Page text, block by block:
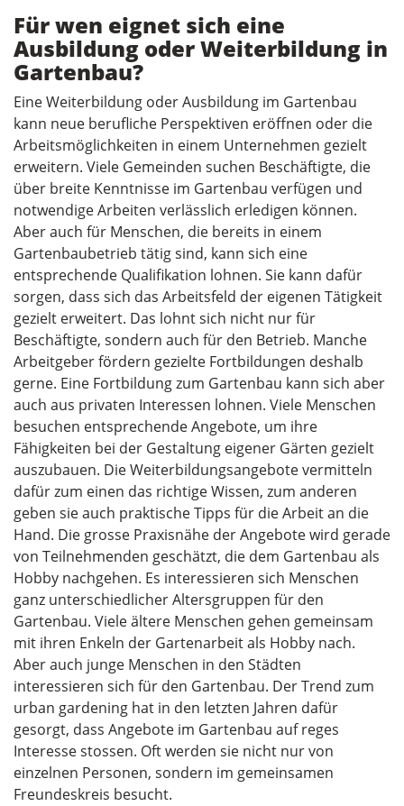
Für wen eignet sich eine
Ausbildung oder Weiterbildung in
Gartenbau?
Eine Weiterbildung oder Ausbildung im Gartenbau
kann neue berufliche Perspektiven eröffnen oder die
Arbeitsmöglichkeiten in einem Unternehmen gezielt
erweitern. Viele Gemeinden suchen Beschäftigte, die
über breite Kenntnisse im Gartenbau verfügen und
notwendige Arbeiten verlässlich erledigen können.
Aber auch für Menschen, die bereits in einem
Gartenbaubetrieb tätig sind, kann sich eine
entsprechende Qualifikation lohnen. Sie kann dafür
sorgen, dass sich das Arbeitsfeld der eigenen Tätigkeit
gezielt erweitert. Das lohnt sich nicht nur für
Beschäftigte, sondern auch für den Betrieb. Manche
Arbeitgeber fördern gezielte Fortbildungen deshalb
gerne. Eine Fortbildung zum Gartenbau kann sich aber
auch aus privaten Interessen lohnen. Viele Menschen
besuchen entsprechende Angebote, um ihre
Fähigkeiten bei der Gestaltung eigener Gärten gezielt
auszubauen. Die Weiterbildungsangebote vermitteln
dafür zum einen das richtige Wissen, zum anderen
geben sie auch praktische Tipps für die Arbeit an die
Hand. Die grosse Praxisnähe der Angebote wird gerade
von Teilnehmenden geschätzt, die dem Gartenbau als
Hobby nachgehen. Es interessieren sich Menschen
ganz unterschiedlicher Altersgruppen für den
Gartenbau. Viele ältere Menschen gehen gemeinsam
mit ihren Enkeln der Gartenarbeit als Hobby nach.
Aber auch junge Menschen in den Städten
interessieren sich für den Gartenbau. Der Trend zum
urban gardening hat in den letzten Jahren dafür
gesorgt, dass Angebote im Gartenbau auf reges
Interesse stossen. Oft werden sie nicht nur von
einzelnen Personen, sondern im gemeinsamen
Freundeskreis besucht.